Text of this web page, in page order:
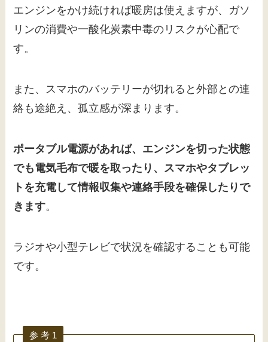
エンジンをかけ続ければ暖房は使えますが、ガソ
リンの消費や一酸化炭素中毒のリスクが心配で
す。
また、スマホのバッテリーが切れると外部との連
絡も途絶え、孤立感が深まります。
ポータブル電源があれば、エンジンを切った状態
でも電気毛布で暖を取ったり、スマホやタブレッ
トを充電して情報収集や連絡手段を確保したりで
きます。
ラジオや小型テレビで状況を確認することも可能
です。
参 考 1